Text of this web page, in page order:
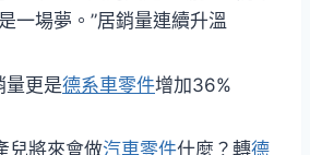
一場夢。”居銷量連續升溫
量更是德系車零件增加36%
兒將來會做汽車零件什麼？轉德